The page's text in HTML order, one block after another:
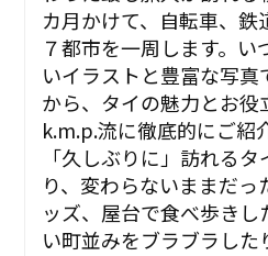
カ月かけて、自転車、
７都市を一周します。
いイラストと豊富な写真
から、タイの魅力とお役
k.m.p.流に徹底的にご紹
「久しぶりに」訪れる
り、変わらないままだ
ッズ、屋台で食べ歩きし
い町並みをブラブラした